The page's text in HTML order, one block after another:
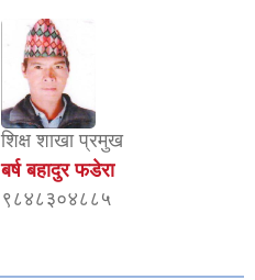
शिक्ष शाखा प्रमुख
बर्ष बहादुर फडेरा
९८४८३०४८८५